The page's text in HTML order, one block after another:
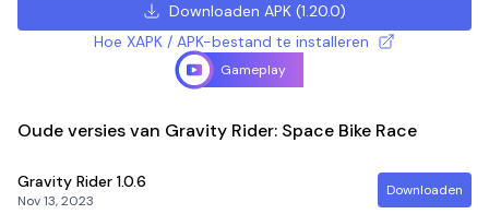
Downloaden APK(1.20.0)
Hoe XAPK / APK-bestand te installeren
Gameplay
Oude versies van Gravity Rider: Space Bike Race
Gravity Rider 1.0.6
Nov 13, 2023
Downloaden